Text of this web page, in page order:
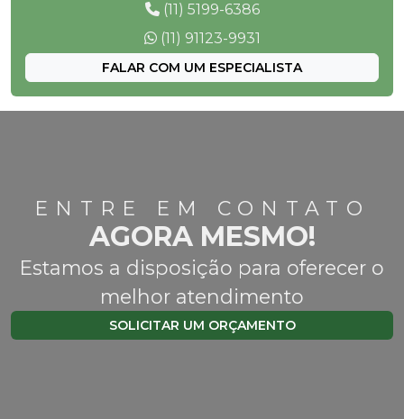
(11) 5199-6386
(11) 91123-9931
FALAR COM UM ESPECIALISTA
ENTRE EM CONTATO
AGORA MESMO!
Estamos a disposição para oferecer o
melhor atendimento
SOLICITAR UM ORÇAMENTO